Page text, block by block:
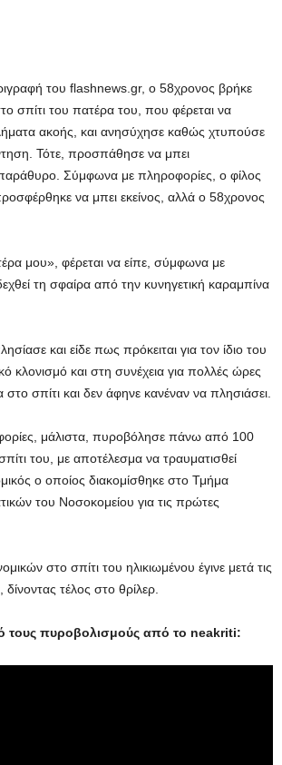
του flashnews.gr, o 58χρονος βρήκε
σπίτι του πατέρα του, που φέρεται να
ακοής, και ανησύχησε καθώς χτυπούσε
Τότε, προσπάθησε να μπει
Σύμφωνα με πληροφορίες, ο φίλος
να μπει εκείνος, αλλά ο 58χρονος
μου», φέρεται να είπε, σύμφωνα με
τη σφαίρα από την κυνηγετική καραμπίνα
και είδε πως πρόκειται για τον ίδιο του
κλονισμό και στη συνέχεια για πολλές ώρες
σπίτι και δεν άφηνε κανέναν να πλησιάσει.
μάλιστα, πυροβόλησε πάνω από 100
του, με αποτέλεσμα να τραυματισθεί
ο οποίος διακομίσθηκε στο Τμήμα
του Νοσοκομείου για τις πρώτες
στο σπίτι του ηλικιωμένου έγινε μετά τις
τέλος στο θρίλερ.
τους πυροβολισμούς από το neakriti: